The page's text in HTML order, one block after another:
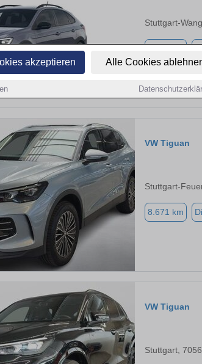
akzeptieren Alle Cookies
Stuttgart-
VW Tiguan
Stuttgart-
8.671 km
VW Tiguan
Stuttgart,